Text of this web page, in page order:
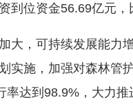
到位资金56.69亿元，
，可持续发展能力增
实施，加强对森林管
率达到98.9%，大力